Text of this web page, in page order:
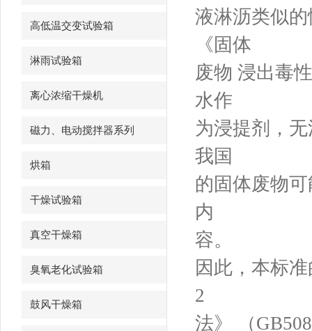
高低温交变试验箱
淋雨试验箱
离心浓缩干燥机
磁力、电动搅拌器系列
烘箱
干燥试验箱
真空干燥箱
臭氧老化试验箱
鼓风干燥箱
液淋沥类似
《固体
废物 浸出毒
水作
为浸提剂，
我国
的固体废物
内
容。
因此，本标
2
法》 （